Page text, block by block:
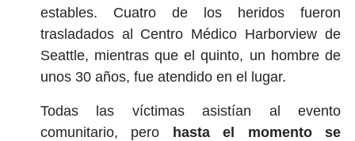
estables. Cuatro de los heridos fueron
trasladados al Centro Médico Harborview de
Seattle, mientras que el quinto, un hombre de
unos 30 años, fue atendido en el lugar.
Todas las víctimas asistían al evento
comunitario, pero hasta el momento se